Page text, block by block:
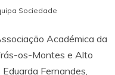
Sociedade
Académica da
os-Montes e Alto
Fernandes,